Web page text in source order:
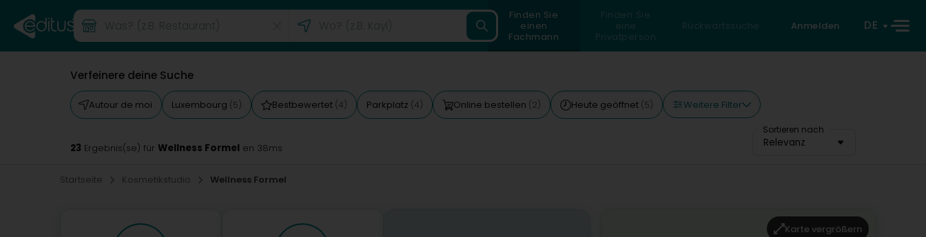
Finden Sie
einen
Fachmann
Finden Sie
eine
Privatperson
Rückwärtssuche Anmelden DE
Verfeinere deine Suche
Autour de moi Luxembourg (5) Bestbewertet (4) Parkplatz (4) Online bestellen (2) Heute geöffnet (5) Weitere Filter
Sortieren nach
Relevanz
23 Ergebnis(se) für Wellness Formel en 38ms
Startseite Kosmetikstudio Wellness Formel
Karte vergrößern